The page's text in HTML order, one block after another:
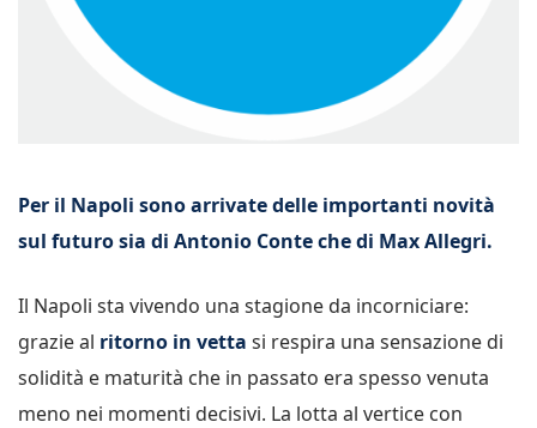
Per il Napoli sono arrivate delle importanti novità
sul futuro sia di Antonio Conte che di Max Allegri.
Il Napoli sta vivendo una stagione da incorniciare:
grazie al ritorno in vetta si respira una sensazione di
solidità e maturità che in passato era spesso venuta
meno nei momenti decisivi. La lotta al vertice con